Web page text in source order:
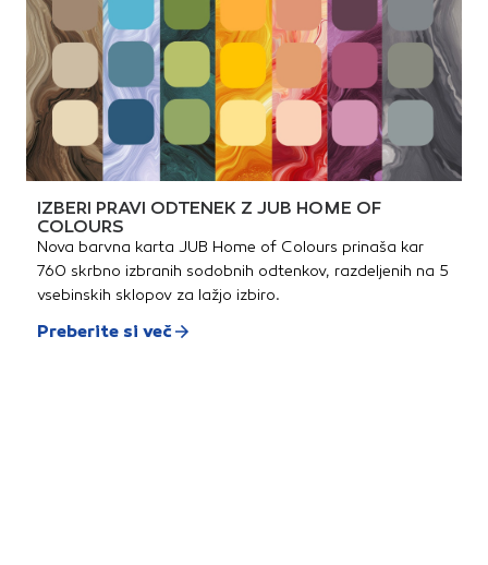
IZBERI PRAVI ODTENEK Z JUB HOME OF
COLOURS
Nova barvna karta JUB Home of Colours prinaša kar
760 skrbno izbranih sodobnih odtenkov, razdeljenih na 5
vsebinskih sklopov za lažjo izbiro.
Preberite si več